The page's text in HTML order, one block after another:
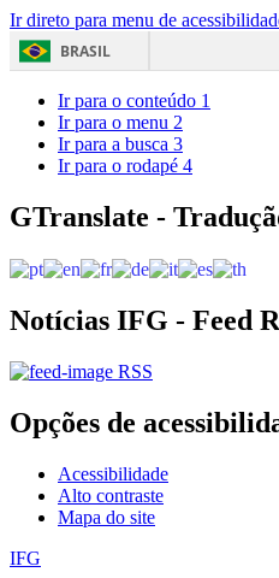
Ir direto para menu de
BRASIL
Ir para o conteúdo 1
Ir para o menu 2
Ir para a busca 3
Ir para o rodapé 4
GTranslate -
Notícias IFG - Feed
RSS
Opções de
Acessibilidade
Alto contraste
Mapa do site
IFG